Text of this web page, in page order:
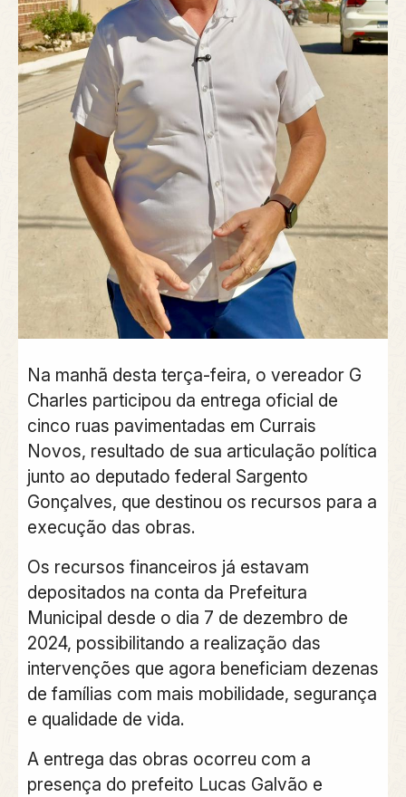
Na manhã desta terça-feira, o vereador G
Charles participou da entrega oficial de
cinco ruas pavimentadas em Currais
Novos, resultado de sua articulação política
junto ao deputado federal Sargento
Gonçalves, que destinou os recursos para a
execução das obras.
Os recursos financeiros já estavam
depositados na conta da Prefeitura
Municipal desde o dia 7 de dezembro de
2024, possibilitando a realização das
intervenções que agora beneficiam dezenas
de famílias com mais mobilidade, segurança
e qualidade de vida.
A entrega das obras ocorreu com a
presença do prefeito Lucas Galvão e